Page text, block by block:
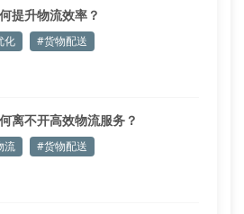
提升物流效率？
化 #货物配送
离不开高效物流服务？
流 #货物配送